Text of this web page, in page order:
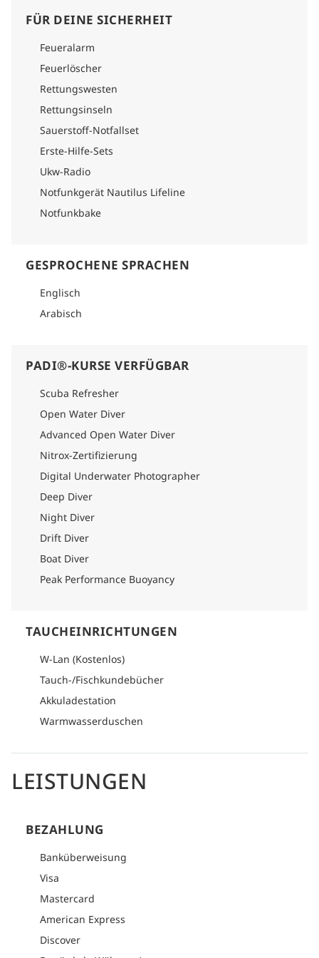
FÜR DEINE SICHERHEIT
Feueralarm
Feuerlöscher
Rettungswesten
Rettungsinseln
Sauerstoff-Notfallset
Erste-Hilfe-Sets
Ukw-Radio
Notfunkgerät Nautilus Lifeline
Notfunkbake
GESPROCHENE SPRACHEN
Englisch
Arabisch
PADI®-KURSE VERFÜGBAR
Scuba Refresher
Open Water Diver
Advanced Open Water Diver
Nitrox-Zertifizierung
Digital Underwater Photographer
Deep Diver
Night Diver
Drift Diver
Boat Diver
Peak Performance Buoyancy
TAUCHEINRICHTUNGEN
W-Lan (Kostenlos)
Tauch-/Fischkundebücher
Akkuladestation
Warmwasserduschen
LEISTUNGEN
BEZAHLUNG
Banküberweisung
Visa
Mastercard
American Express
Discover